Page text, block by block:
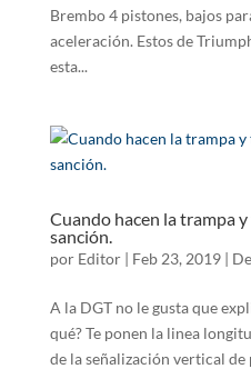
Brembo 4 pistones, bajos
aceleración. Estos de
esta...
Cuando hacen la trampa
sanción.
por Editor| Feb 23, 2019|
A la DGT no le gusta que
qué? Te ponen la linea
de la señalización vertical